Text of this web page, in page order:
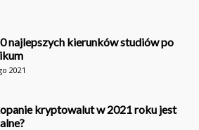
najlepszych kierunków studiów po
2021
kryptowalut w 2021 roku jest